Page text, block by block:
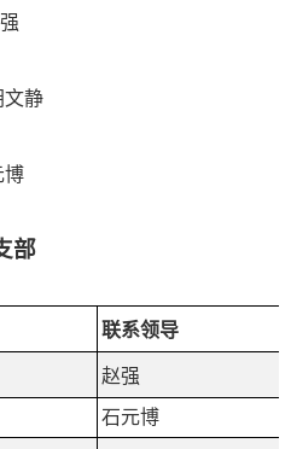
文静
博
部
联系领导
赵强
石元博